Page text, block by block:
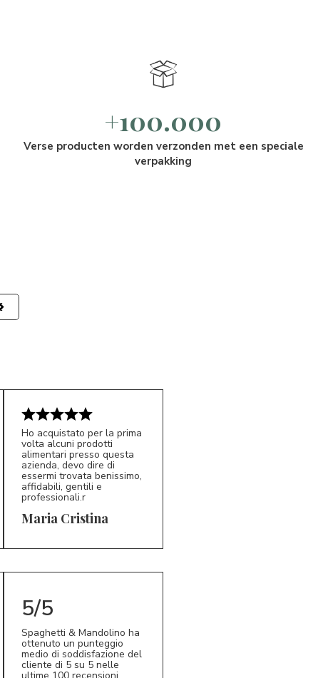
+100.000
Verse producten worden verzonden met een speciale
verpakking
MC 5/5
Ho acquistato per la prima
volta alcuni prodotti
alimentari presso questa
azienda, devo dire di
essermi trovata benissimo,
affidabili, gentili e
professionali.r
Maria Cristina
5/5
Spaghetti & Mandolino ha
ottenuto un punteggio
medio di soddisfazione del
cliente di 5 su 5 nelle